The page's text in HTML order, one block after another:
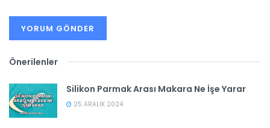
Önerilenler
Silikon Parmak Arası Makara Ne İşe Yarar
25 ARALIK 2024